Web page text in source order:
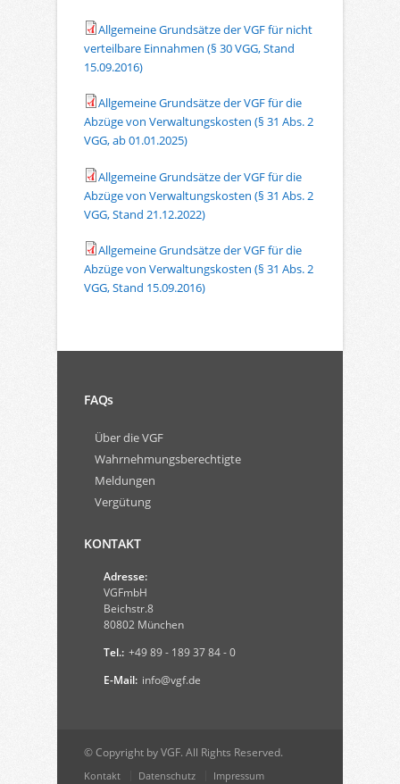
Allgemeine Grundsätze der VGF für nicht
verteilbare Einnahmen (§ 30 VGG, Stand
15.09.2016)
Allgemeine Grundsätze der VGF für die
Abzüge von Verwaltungskosten (§ 31 Abs. 2
VGG, ab 01.01.2025)
Allgemeine Grundsätze der VGF für die
Abzüge von Verwaltungskosten (§ 31 Abs. 2
VGG, Stand 21.12.2022)
Allgemeine Grundsätze der VGF für die
Abzüge von Verwaltungskosten (§ 31 Abs. 2
VGG, Stand 15.09.2016)
FAQs
Über die VGF
Wahrnehmungsberechtigte
Meldungen
Vergütung
KONTAKT
Adresse:
VGFmbH
Beichstr.8
80802 München
Tel.: +49 89 - 189 37 84 - 0
E-Mail: info@vgf.de
© Copyright by VGF. All Rights Reserved.
Kontakt Datenschutz Impressum